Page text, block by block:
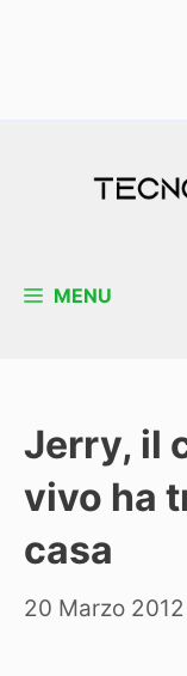
MENU
Jerry, il
vivo ha
casa
20 Marzo 2012